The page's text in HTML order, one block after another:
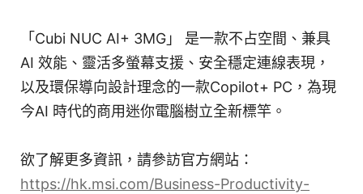
「Cubi NUC AI+ 3MG」 是一款不占空間、兼具
AI 效能、靈活多螢幕支援、安全穩定連線表現，
以及環保導向設計理念的一款Copilot+ PC，為現
今AI 時代的商用迷你電腦樹立全新標竿。
欲了解更多資訊，請參訪官方網站：
https://hk.msi.com/Business-Productivity-